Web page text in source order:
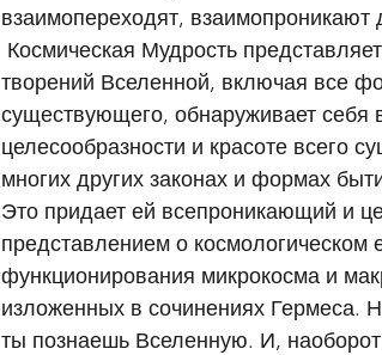
взаимопереходят, взаимопроникают
творений Вселенной, включая все
существующего, обнаруживает себя
целесообразности и красоте всего
многих других законах и формах
Это придает ей всепроникающий и
представлением о космологическом
функционирования микрокосма и
изложенных в сочинениях Гермеса.
ты познаешь Вселенную. И,